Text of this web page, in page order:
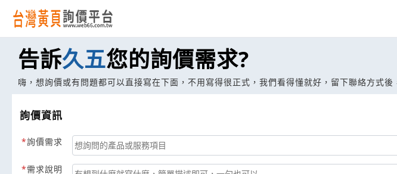
告訴久五您的詢價需求?
嗨，想詢價或有問題都可以直接寫在下面，不用寫得很正式，我們看得懂就好，留下聯絡方式後
詢價資訊
詢價需求
需求說明